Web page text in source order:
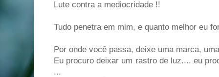
Lute contra a mediocridade !!
Tudo penetra em mim, e quanto melhor eu
Por onde você passa, deixe uma marca,
Eu procuro deixar um rastro de luz.... eu
...